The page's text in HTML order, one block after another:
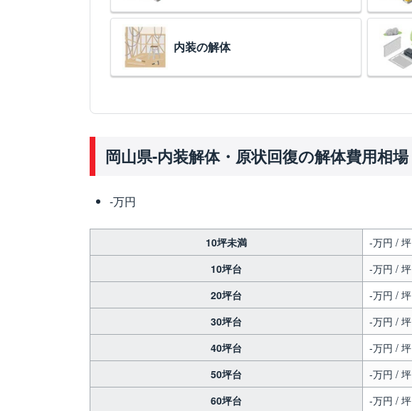
内装の解体
岡山県-内装解体・原状回復の解体費用相場
-万円
10坪未満
-万円 / 坪
10坪台
-万円 / 坪
20坪台
-万円 / 坪
30坪台
-万円 / 坪
40坪台
-万円 / 坪
50坪台
-万円 / 坪
60坪台
-万円 / 坪